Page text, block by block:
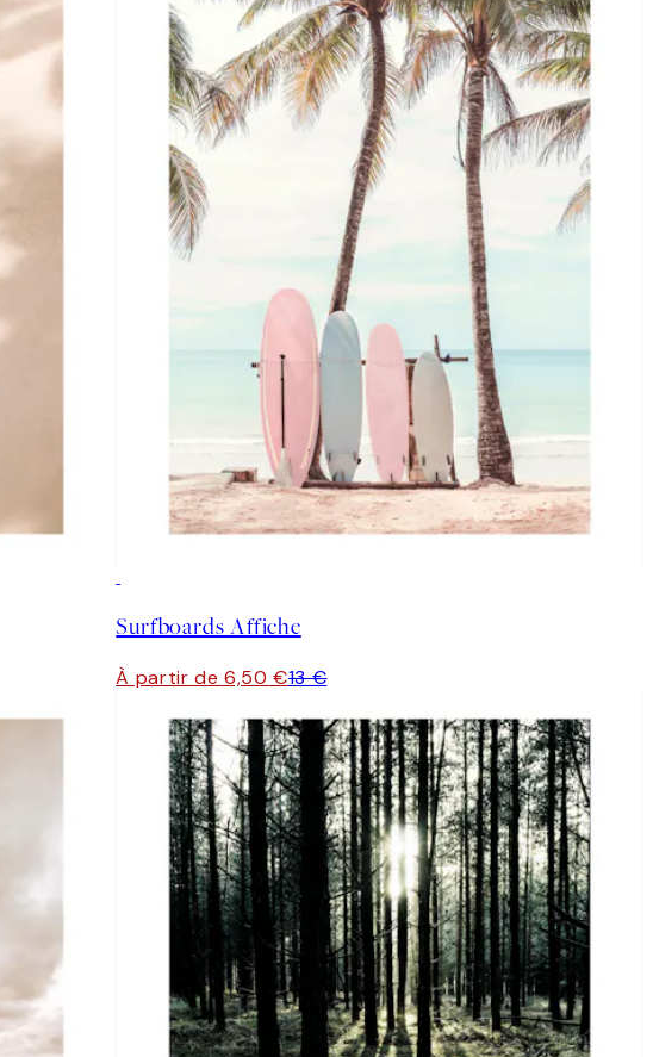
Surfboards Affiche
À partir de 6,50 €13 €